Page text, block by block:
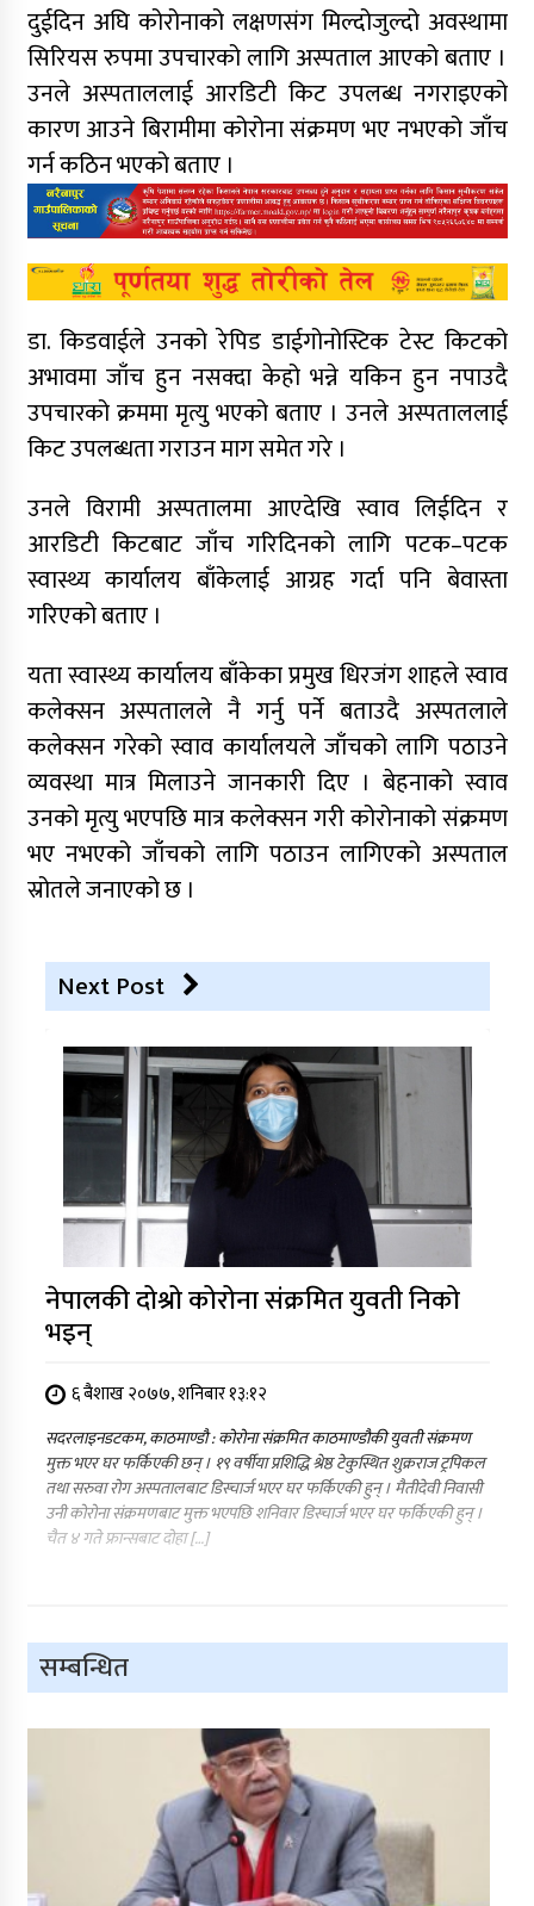
दुईदिन अघि कोरोनाको लक्षणसंग मिल्दोजुल्दो अवस्थामा
सिरियस रुपमा उपचारको लागि अस्पताल आएको बताए ।
उनले अस्पताललाई आरडिटी किट उपलब्ध नगराइएको
कारण आउने बिरामीमा कोरोना संक्रमण भए नभएको जाँच
गर्न कठिन भएको बताए ।
डा. किडवाईले उनको रेपिड डाईगोनोस्टिक टेस्ट किटको
अभावमा जाँच हुन नसक्दा केहो भन्ने यकिन हुन नपाउदै
उपचारको क्रममा मृत्यु भएको बताए । उनले अस्पताललाई
किट उपलब्धता गराउन माग समेत गरे ।
उनले विरामी अस्पतालमा आएदेखि स्वाव लिईदिन र
आरडिटी किटबाट जाँच गरिदिनको लागि पटक–पटक
स्वास्थ्य कार्यालय बाँकेलाई आग्रह गर्दा पनि बेवास्ता
गरिएको बताए ।
यता स्वास्थ्य कार्यालय बाँकेका प्रमुख धिरजंग शाहले स्वाव
कलेक्सन अस्पतालले नै गर्नु पर्ने बताउदै अस्पतलाले
कलेक्सन गरेको स्वाव कार्यालयले जाँचको लागि पठाउने
व्यवस्था मात्र मिलाउने जानकारी दिए । बेहनाको स्वाव
उनको मृत्यु भएपछि मात्र कलेक्सन गरी कोरोनाको संक्रमण
भए नभएको जाँचको लागि पठाउन लागिएको अस्पताल
स्रोतले जनाएको छ ।
Next Post
नेपालकी दोश्रो कोरोना संक्रमित युवती निको
भइन्
६ बैशाख २०७७, शनिबार १३:१२
सदरलाइनडटकम, काठमाण्डौ : कोरोना संक्रमित काठमाण्डौकी युवती संक्रमण
मुक्त भएर घर फर्किएकी छन् । १९ वर्षीया प्रशिद्धि श्रेष्ठ टेकुस्थित शुक्रराज ट्रपिकल
तथा सरुवा रोग अस्पतालबाट डिस्चार्ज भएर घर फर्किएकी हुन् । मैतीदेवी निवासी
उनी कोरोना संक्रमणबाट मुक्त भएपछि शनिवार डिस्चार्ज भएर घर फर्किएकी हुन् ।
चैत ४ गते फ्रान्सबाट दोहा […]
सम्बन्धित